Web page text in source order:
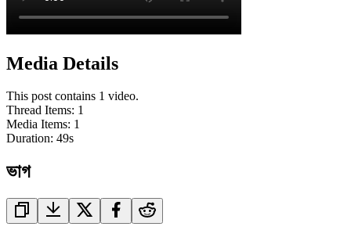
Media Details
This post contains 1 video.
Thread Items: 1
Media Items: 1
Duration: 49s
ভাগ